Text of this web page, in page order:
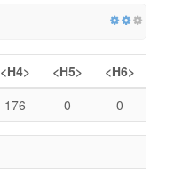
<H4> <H5>
<H6>
176 0 0